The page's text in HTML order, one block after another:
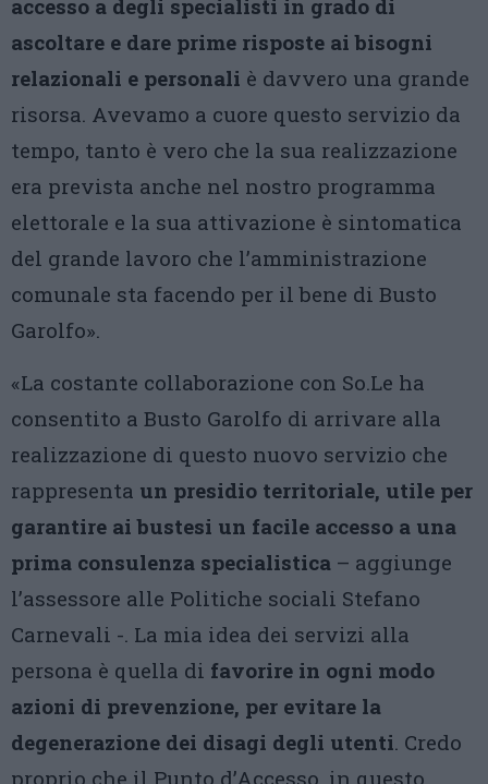
accesso a degli specialisti in grado di
ascoltare e dare prime risposte ai bisogni
relazionali e personali è davvero una grande
risorsa. Avevamo a cuore questo servizio da
tempo, tanto è vero che la sua realizzazione
era prevista anche nel nostro programma
elettorale e la sua attivazione è sintomatica
del grande lavoro che l’amministrazione
comunale sta facendo per il bene di Busto
Garolfo».
«La costante collaborazione con So.Le ha
consentito a Busto Garolfo di arrivare alla
realizzazione di questo nuovo servizio che
rappresenta un presidio territoriale, utile per
garantire ai bustesi un facile accesso a una
prima consulenza specialistica – aggiunge
l’assessore alle Politiche sociali Stefano
Carnevali -. La mia idea dei servizi alla
persona è quella di favorire in ogni modo
azioni di prevenzione, per evitare la
degenerazione dei disagi degli utenti. Credo
proprio che il Punto d’Accesso, in questo